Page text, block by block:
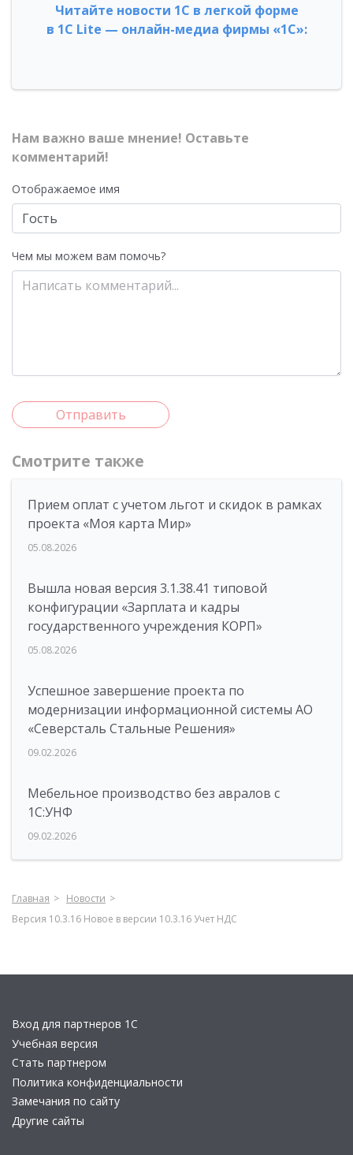
Читайте новости 1С в легкой форме
в 1С Lite — онлайн-медиа фирмы «1С»:
Нам важно ваше мнение! Оставьте
комментарий!
Отображаемое имя
Чем мы можем вам помочь?
Отправить
Смотрите также
Прием оплат с учетом льгот и скидок в рамках
проекта «Моя карта Мир»
05.08.2026
Вышла новая версия 3.1.38.41 типовой
конфигурации «Зарплата и кадры
государственного учреждения КОРП»
05.08.2026
Успешное завершение проекта по
модернизации информационной системы АО
«Северсталь Стальные Решения»
09.02.2026
Мебельное производство без авралов с
1С:УНФ
09.02.2026
Главная
Новости
Версия 10.3.16 Новое в версии 10.3.16 Учет НДС
Вход для партнеров 1С
Учебная версия
Стать партнером
Политика конфиденциальности
Замечания по сайту
Другие сайты